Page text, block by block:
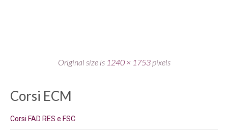
Original size is 1240 × 1753pixels
Corsi ECM
Corsi FAD RES e FSC